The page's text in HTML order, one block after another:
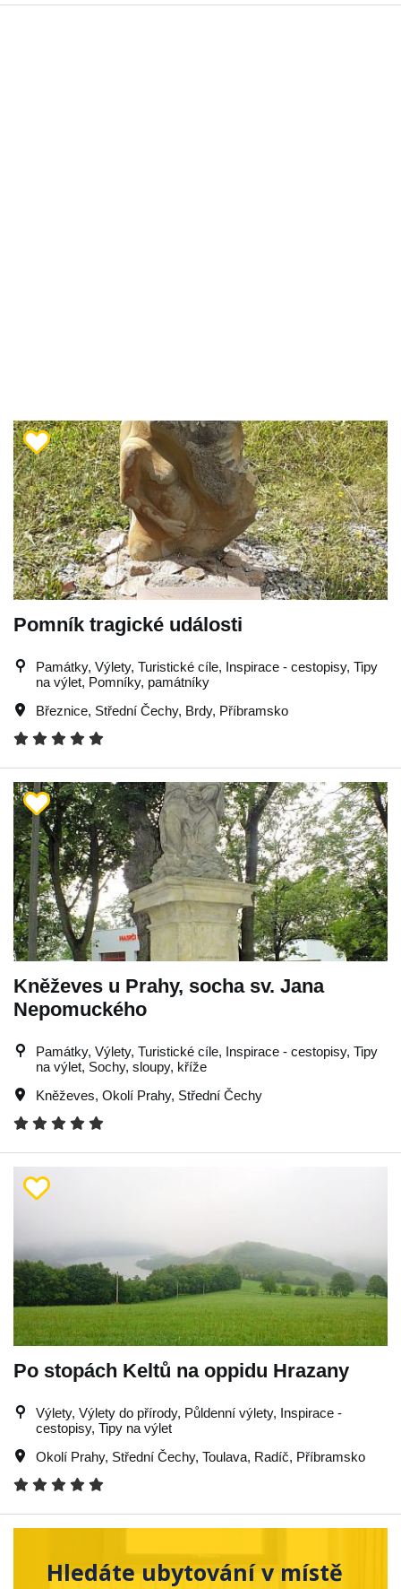
Pomník tragické události
Památky, Výlety, Turistické cíle, Inspirace - cestopisy, Tipy
na výlet, Pomníky, památníky
Březnice, Střední Čechy, Brdy, Příbramsko
Kněževes u Prahy, socha sv. Jana
Nepomuckého
Památky, Výlety, Turistické cíle, Inspirace - cestopisy, Tipy
na výlet, Sochy, sloupy, kříže
Kněževes, Okolí Prahy, Střední Čechy
Po stopách Keltů na oppidu Hrazany
Výlety, Výlety do přírody, Půldenní výlety, Inspirace -
cestopisy, Tipy na výlet
Okolí Prahy, Střední Čechy, Toulava, Radíč, Příbramsko
Hledáte ubytování v místě